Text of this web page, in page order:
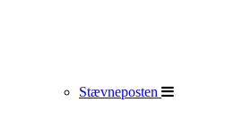
Stævneposten